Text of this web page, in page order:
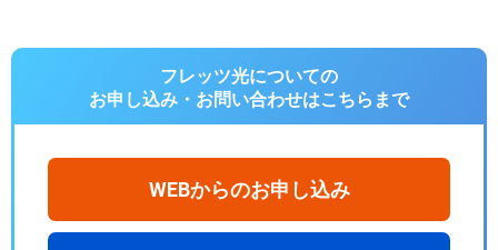
フレッツ光についての
お申し込み・お問い合わせはこちらまで
WEBからのお申し込み